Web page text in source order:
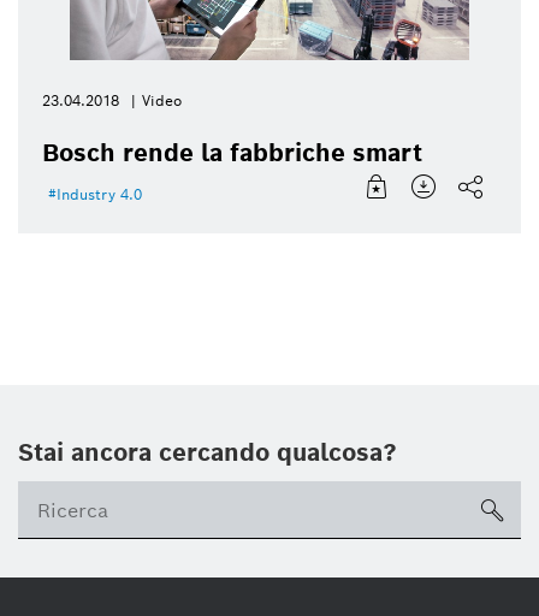
23.04.2018 Video
Bosch rende la fabbriche smart
Industry 4.0
Stai ancora cercando qualcosa?